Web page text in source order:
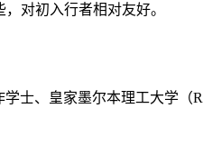
对初入行者相对友好。
士、皇家墨尔本理工大学（